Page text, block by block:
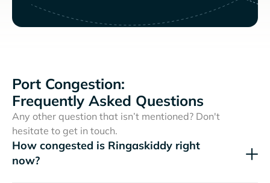
Port Congestion:
Frequently Asked Questions
Any other question that isn’t mentioned? Don't
hesitate to get in touch.
How congested is Ringaskiddy right
now?